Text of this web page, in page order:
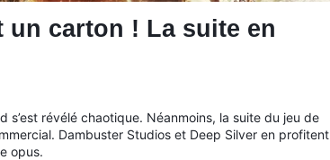
un carton ! La suite en
révélé chaotique. Néanmoins, la suite du jeu de
Dambuster Studios et Deep Silver en profitent
opus.